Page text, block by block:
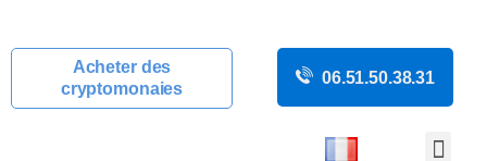
Acheter des
cryptomonaies
06.51.50.38.31